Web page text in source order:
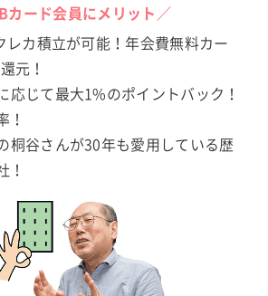
カード会員にメリット／
レカ積立が可能！年会費無料カー
元！
応じて最大1%のポイントバック！
！
桐谷さんが30年も愛用している歴
！